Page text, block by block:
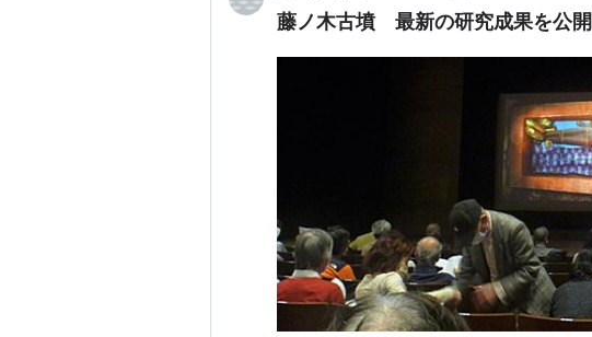
藤ノ木古墳 最新の研究成果を公開